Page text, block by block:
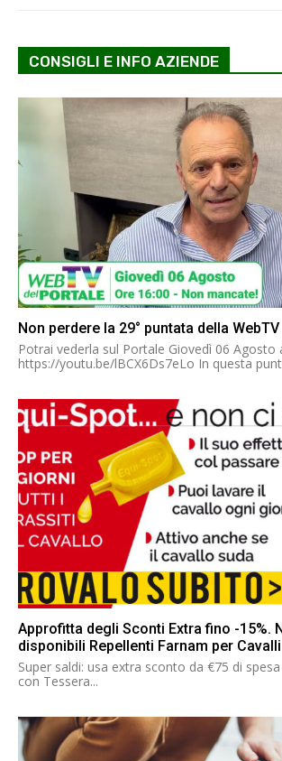
CONSIGLI E INFO AZIENDE
Non perdere la 29° puntata della WebTV
Potrai vederla sul Portale Giovedì 06 Agosto
https://youtu.be/lBCX6Ds7eLo In
Approfitta degli Sconti Extra fino -15%.
disponibili Repellenti Farnam per Cavalli
Super saldi: usa extra sconto da €75 di
con Tessera...